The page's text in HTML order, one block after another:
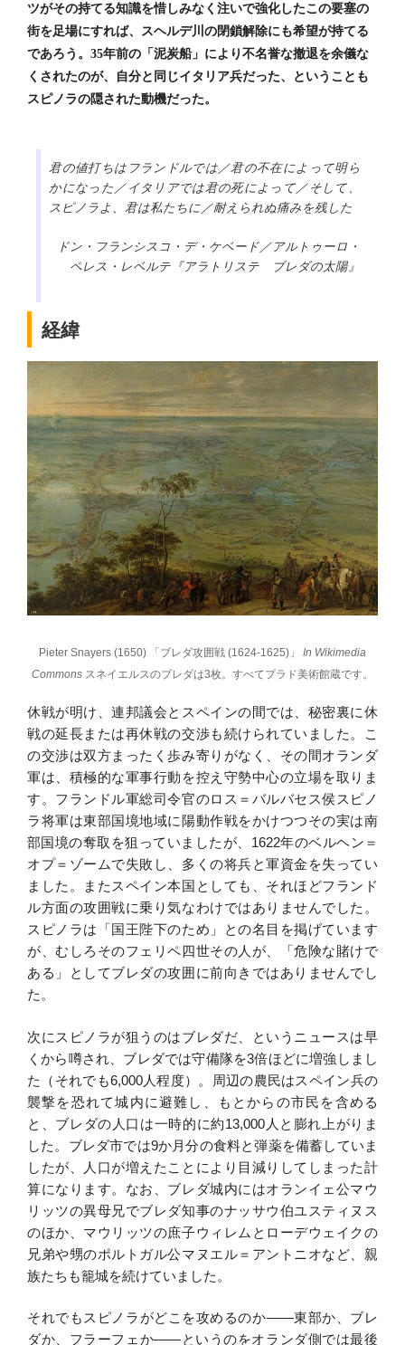
ツがその持てる知識を惜しみなく注いで強化したこの要塞の
街を足場にすれば、スヘルデ川の閉鎖解除にも希望が持てる
であろう。35年前の「泥炭船」により不名誉な撤退を余儀な
くされたのが、自分と同じイタリア兵だった、ということも
スピノラの隠された動機だった。
君の値打ちはフランドルでは／君の不在によって明ら
かになった／イタリアでは君の死によって／そして、
スピノラよ、君は私たちに／耐えられぬ痛みを残した
ドン・フランシスコ・デ・ケベード／アルトゥーロ・
ペレス・レベルテ『アラトリステ ブレダの太陽』
経緯
Pieter Snayers (1650) 「ブレダ攻囲戦 (1624-1625)」
In Wikimedia
Commons スネイエルスのブレダは3枚。すべてプラド美術館蔵です。
休戦が明け、連邦議会とスペインの間では、秘密裏に休
戦の延長または再休戦の交渉も続けられていました。こ
の交渉は双方まったく歩み寄りがなく、その間オランダ
軍は、積極的な軍事行動を控え守勢中心の立場を取りま
す。フランドル軍総司令官のロス＝バルバセス侯スピノ
ラ将軍は東部国境地域に陽動作戦をかけつつその実は南
部国境の奪取を狙っていましたが、1622年のベルヘン＝
オプ＝ゾームで失敗し、多くの将兵と軍資金を失ってい
ました。またスペイン本国としても、それほどフランド
ル方面の攻囲戦に乗り気なわけではありませんでした。
スピノラは「国王陛下のため」との名目を掲げています
が、むしろそのフェリペ四世その人が、「危険な賭けで
ある」としてブレダの攻囲に前向きではありませんでし
た。
次にスピノラが狙うのはブレダだ、というニュースは早
くから噂され、ブレダでは守備隊を3倍ほどに増強しまし
た（それでも6,000人程度）。周辺の農民はスペイン兵の
襲撃を恐れて城内に避難し、もとからの市民を含める
と、ブレダの人口は一時的に約13,000人と膨れ上がりま
した。ブレダ市では9か月分の食料と弾薬を備蓄していま
したが、人口が増えたことにより目減りしてしまった計
算になります。なお、ブレダ城内にはオランイェ公マウ
リッツの異母兄でブレダ知事のナッサウ伯ユスティヌス
のほか、マウリッツの庶子ウィレムとローデウェイクの
兄弟や甥のポルトガル公マヌエル＝アントニオなど、親
族たちも籠城を続けていました。
それでもスピノラがどこを攻めるのか――東部か、ブレ
ダか、フラーフェか――というのをオランダ側では最後